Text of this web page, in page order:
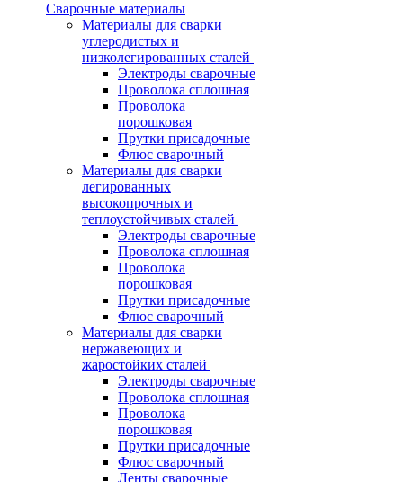
Сварочные материалы
Материалы для сварки
углеродистых и
низколегированных сталей
Электроды сварочные
Проволока сплошная
Проволока
порошковая
Прутки присадочные
Флюс сварочный
Материалы для сварки
легированных
высокопрочных и
теплоустойчивых сталей
Электроды сварочные
Проволока сплошная
Проволока
порошковая
Прутки присадочные
Флюс сварочный
Материалы для сварки
нержавеющих и
жаростойких сталей
Электроды сварочные
Проволока сплошная
Проволока
порошковая
Прутки присадочные
Флюс сварочный
Ленты сварочные